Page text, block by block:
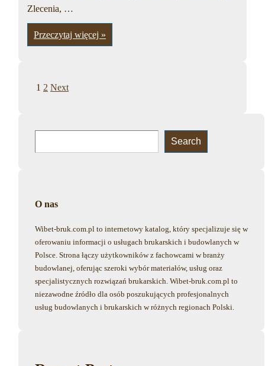
Zlecenia, …
Primost
Poludnie
Sp.
Bedzin
Przeczytaj więcej »
Posts
1 2 Next
Search
O nas
Wibet-bruk.com.pl to internetowy katalog, który specjalizuje się w
oferowaniu informacji o usługach brukarskich i budowlanych w
Polsce. Strona łączy użytkowników z fachowcami w branży
budowlanej, oferując szeroki wybór materiałów, usług oraz
specjalistycznych rozwiązań brukarskich. Wibet-bruk.com.pl to
niezawodne źródło dla osób poszukujących profesjonalnych
usług budowlanych i brukarskich w różnych regionach Polski.